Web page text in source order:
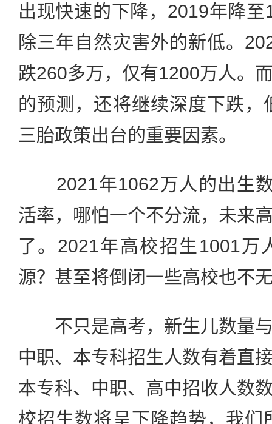
出现快速的下降，2019年降
除三年自然灾害外的新低。
跌260多万，仅有1200万人。
的预测，还将继续深度下跌，
三胎政策出台的重要因素。
2021年1062万人的出生数
活率，哪怕一个不分流，未来
了。2021年高校招生1001万
源？甚至将倒闭一些高校也不
不只是高考，新生儿数量与
中职、本专科招生人数有着直
本专科、中职、高中招收人数
校招生数将呈下降趋势，我们